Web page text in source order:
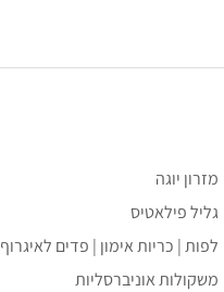
מזרון יוגה
גליל פילאטיס
לפות | כריות אימון | פדים לאיגרוף
משקולות אוניברסליות